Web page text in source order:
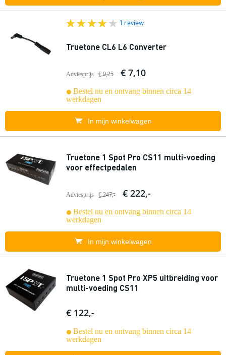
1 review
Truetone CL6 L6 Converter
Adviesprijs € 9,25 € 7,10
Bestel nu en ontvang binnen circa 14
werkdagen
In mijn winkelwagen
Truetone 1 Spot Pro CS11 multi-voeding
voor effectpedalen
Adviesprijs € 247,- € 222,-
Bestel nu en ontvang binnen circa 14
werkdagen
In mijn winkelwagen
Truetone 1 Spot Pro XP5 uitbreiding voor
multi-voeding CS11
€ 122,-
Bestel nu en ontvang binnen circa 14
werkdagen